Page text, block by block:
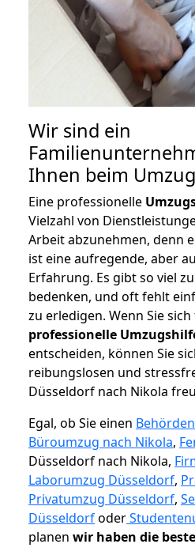
Wir sind ein
Ihnen beim
Eine professionelle
Vielzahl von
Arbeit abzunehmen, denn
ist eine aufregende, aber
Erfahrung. Es gibt so viel zu
bedenken, und oft fehlt
zu erledigen. Wenn Sie
professionelle
entscheiden, können Sie
reibungslosen und
Düsseldorf nach Nikola
Egal, ob Sie einen
Büroumzug nach Nikola,
Düsseldorf nach Nikola,
Laborumzug Düsseldorf,
Privatumzug Düsseldorf,
Düsseldorfoder
planen wir haben die